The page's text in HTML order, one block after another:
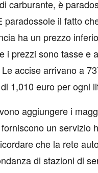
carburante, è
paradossole il fatto
ha un prezzo
i prezzi sono tasse e
accise arrivano a
1,010 euro per ogni
aggiungere i
un servizio
che la rete
di stazioni di